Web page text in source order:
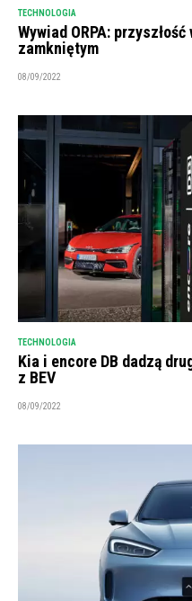
TECHNOLOGIA
Wywiad ORPA:
zamkniętym
08/09/2022
TECHNOLOGIA
Kia i encore DB dadzą
z BEV
08/09/2022